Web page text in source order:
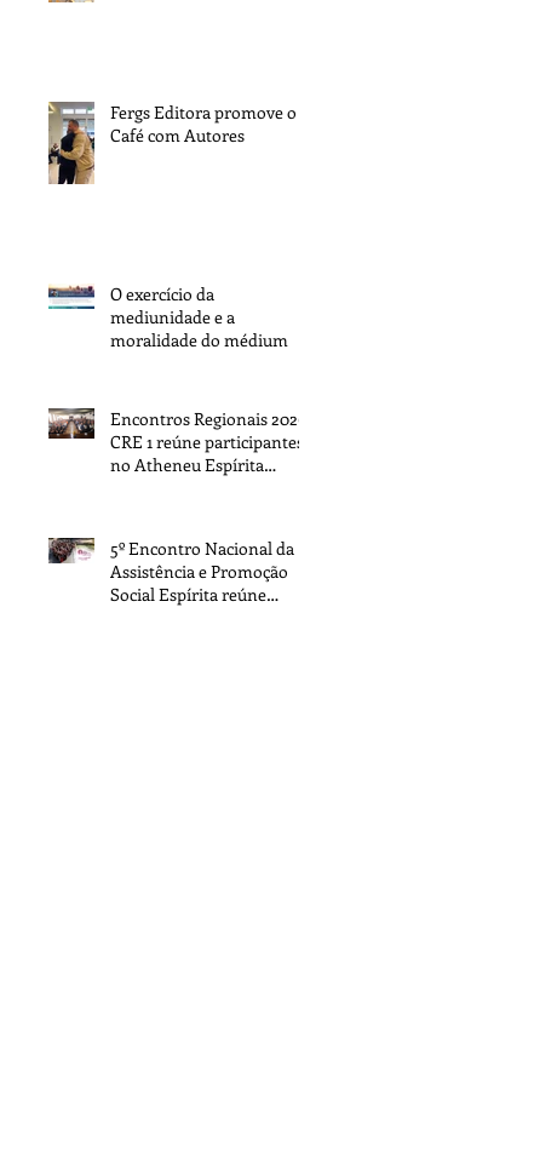
Fergs Editora promove o 1º
Café com Autores
O exercício da
mediunidade e a
moralidade do médium
Encontros Regionais 2026:
CRE 1 reúne participantes
no Atheneu Espírita
5º Encontro Nacional da
Assistência e Promoção
Social Espírita reúne